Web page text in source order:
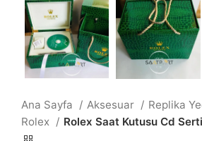
Ana Sayfa Aksesuar
Replika
Rolex
Rolex Saat Kutusu Cd